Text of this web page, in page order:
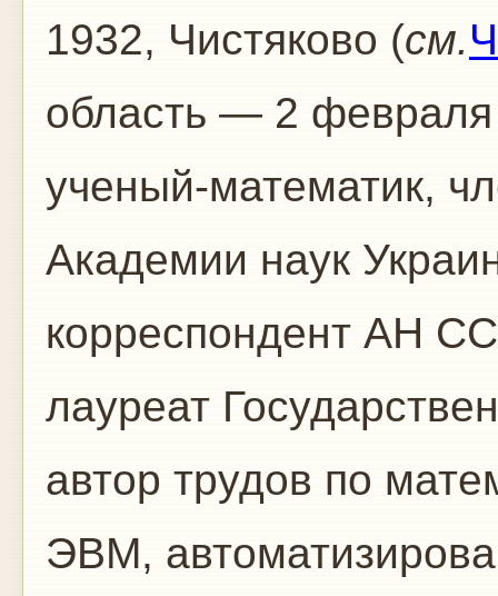
1932, Чистяково (см.
область — 2
ученый-математик,
Академии наук
корреспондент АН
лауреат
автор трудов по
ЭВМ,